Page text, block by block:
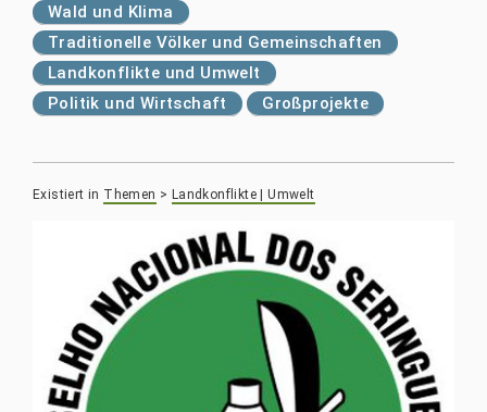
Wald und Klima
Traditionelle Völker und Gemeinschaften
Landkonflikte und Umwelt
Politik und Wirtschaft
Großprojekte
Existiert in Themen > Landkonflikte | Umwelt